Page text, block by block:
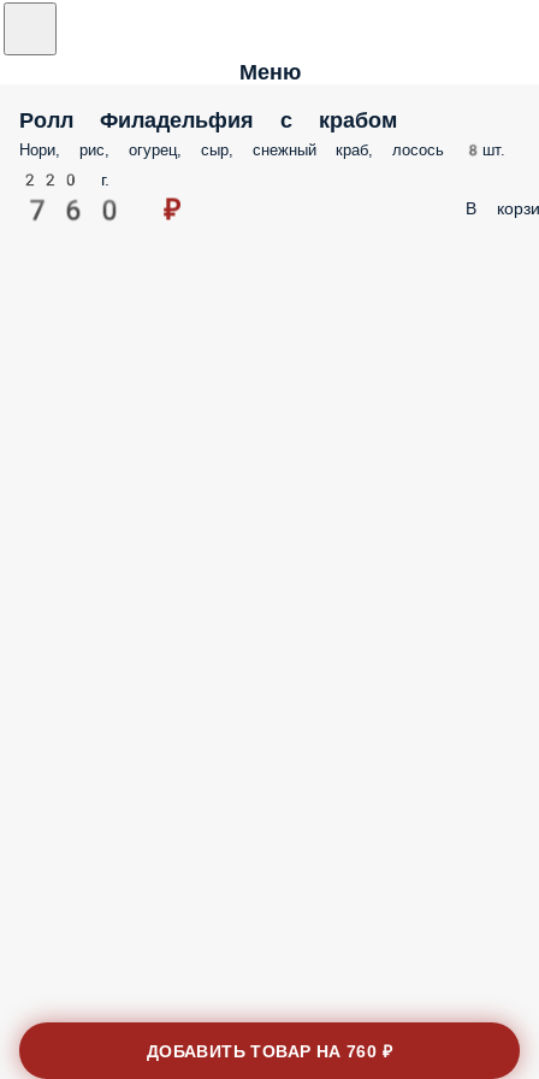
Меню
Ролл Филадельфия с крабом
Нори, рис, огурец, сыр, снежный краб, лосось 8шт.
220 г.
760 ₽ В
ДОБАВИТЬ ТОВАР НА760 ₽